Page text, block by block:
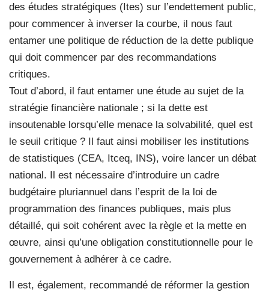
des études stratégiques (Ites) sur l’endettement public,
pour commencer à inverser la courbe, il nous faut
entamer une politique de réduction de la dette publique
qui doit commencer par des recommandations
critiques.
Tout d’abord, il faut entamer une étude au sujet de la
stratégie financière nationale ; si la dette est
insoutenable lorsqu’elle menace la solvabilité, quel est
le seuil critique ? Il faut ainsi mobiliser les institutions
de statistiques (CEA, Itceq, INS), voire lancer un débat
national. Il est nécessaire d’introduire un cadre
budgétaire pluriannuel dans l’esprit de la loi de
programmation des finances publiques, mais plus
détaillé, qui soit cohérent avec la règle et la mette en
œuvre, ainsi qu’une obligation constitutionnelle pour le
gouvernement à adhérer à ce cadre.
Il est, également, recommandé de réformer la gestion